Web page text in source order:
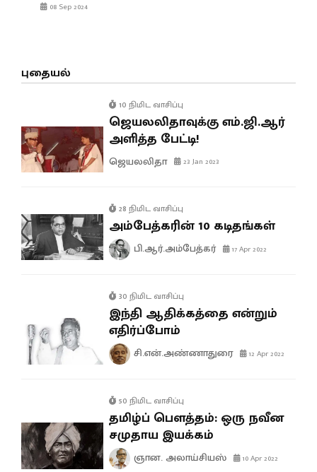
08 Sep 2024
புதையல்
10 நிமிட வாசிப்பு
ஜெயலலிதாவுக்கு எம்.ஜி.ஆர்
அளித்த பேட்டி!
ஜெயலலிதா 23 Jan 2023
28 நிமிட வாசிப்பு
அம்பேத்கரின் 10 கடிதங்கள்
பி.ஆர்.அம்பேத்கர் 17 Apr 2022
30 நிமிட வாசிப்பு
இந்தி ஆதிக்கத்தை என்றும்
எதிர்ப்போம்
சி.என்.அண்ணாதுரை 12 Apr 2022
50 நிமிட வாசிப்பு
தமிழ்ப் பௌத்தம்: ஒரு நவீன
சமுதாய இயக்கம்
ஞான. அலாய்சியஸ் 10 Apr 2022